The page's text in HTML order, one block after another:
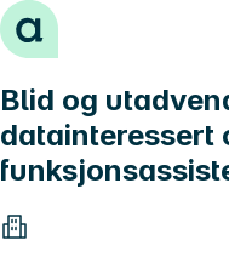
Hopp til innhold
Blid og
datainteressert